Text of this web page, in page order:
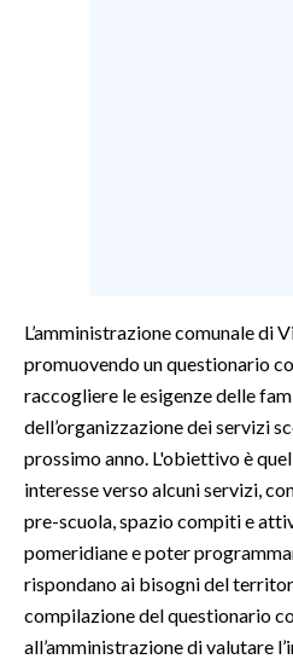
SPETTACOLI
SALUTE
SARDEGNA TURISMO
SARDI NEL MONDO
NOTIZIE
EVENTI
L’amministrazione comunale di
promuovendo un questionario
raccogliere le esigenze delle
dell’organizzazione dei servizi
prossimo anno. L'obiettivo è
interesse verso alcuni servizi,
pre-scuola, spazio compiti e
pomeridiane e poter
rispondano ai bisogni del
compilazione del questionario
all’amministrazione di valutare